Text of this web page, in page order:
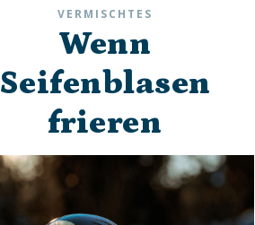
VERMISCHTES
Wenn
Seifenblasen
frieren